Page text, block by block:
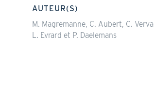
AUTEUR(S)
M. Magremanne, C. Aubert, C.
L. Evrard et P. Daelemans